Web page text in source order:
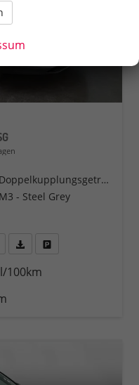
Doppelkupplungsgetriebe (DSG)
M3 - Steel Grey
Rückruf PDF-Datei, Fahrzeugexposé
100km